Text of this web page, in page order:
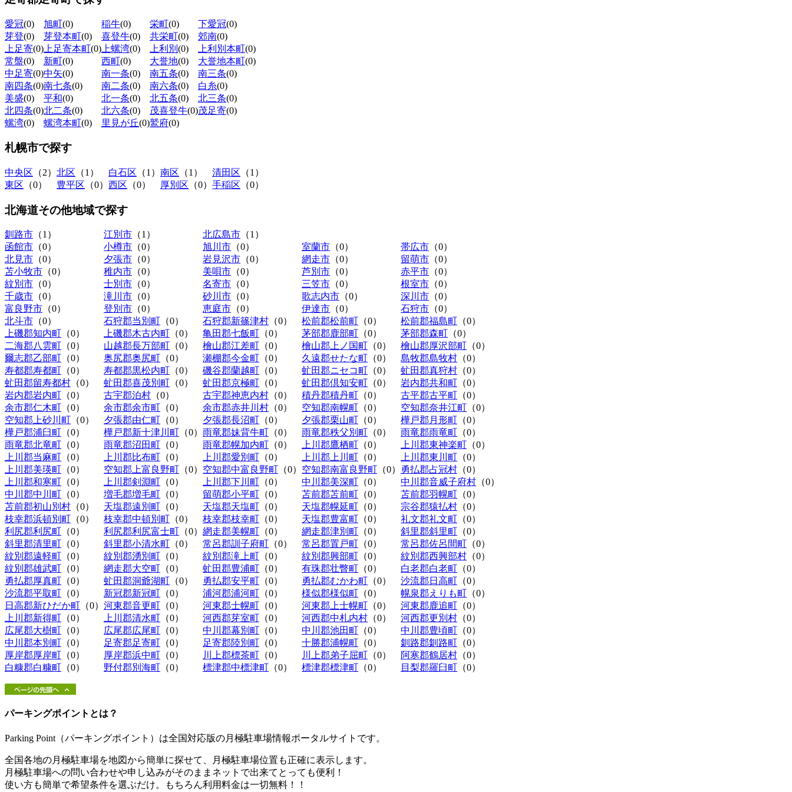
愛冠(0) 旭町(0) 稲牛(0) 栄町(0) 下愛冠(0)
芽登(0) 芽登本町(0) 喜登牛(0) 共栄町(0) 郊南(0)
上足寄(0) 上足寄本町(0) 上螺湾(0) 上利別 (0) 上利別本町(0)
常盤(0) 新町(0) 西町(0) 大誉地(0) 大誉地本町(0)
中足寄(0)中矢(0) 南一条(0) 南五条(0) 南三条(0)
南四条(0)南七条(0) 南二条(0) 南六条(0) 白糸(0)
美盛(0) 平和(0) 北一条(0) 北五条(0) 北三条(0)
北四条(0)北二条(0) 北六条(0) 茂喜登牛(0)茂足寄(0)
螺湾(0) 螺湾本町(0) 里見が丘(0)鷲府(0)
札幌市で探す
中央区 （2） 北区 （1） 白石区 （1） 南区 （1） 清田区 （1）
東区 （0） 豊平区 （0） 西区 （0） 厚別区 （0） 手稲区 （0）
北海道その他地域で探す
釧路市 （1） 江別市 （1） 北広島市 （1）
函館市 （0） 小樽市 （0） 旭川市 （0） 室蘭市 （0） 帯広市 （0）
北見市 （0） 夕張市 （0） 岩見沢市 （0） 網走市 （0） 留萌市 （0）
苫小牧市 （0） 稚内市 （0） 美唄市 （0） 芦別市 （0） 赤平市 （0）
紋別市 （0） 士別市 （0） 名寄市 （0） 三笠市 （0） 根室市 （0）
千歳市 （0） 滝川市 （0） 砂川市 （0） 歌志内市 （0） 深川市 （0）
富良野市 （0） 登別市 （0） 恵庭市 （0） 伊達市 （0） 石狩市 （0）
北斗市 （0） 石狩郡当別町 （0） 石狩郡新篠津村 （0） 松前郡松前町 （0） 松前郡福島町 （0）
上磯郡知内町 （0） 上磯郡木古内町 （0） 亀田郡七飯町 （0） 茅部郡鹿部町 （0） 茅部郡森町 （0）
二海郡八雲町 （0） 山越郡長万部町 （0） 檜山郡江差町 （0） 檜山郡上ノ国町 （0） 檜山郡厚沢部町 （0）
爾志郡乙部町 （0） 奥尻郡奥尻町 （0） 瀬棚郡今金町 （0） 久遠郡せたな町 （0） 島牧郡島牧村 （0）
寿都郡寿都町 （0） 寿都郡黒松内町 （0） 磯谷郡蘭越町 （0） 虻田郡ニセコ町 （0） 虻田郡真狩村 （0）
虻田郡留寿都村 （0） 虻田郡喜茂別町 （0） 虻田郡京極町 （0） 虻田郡倶知安町 （0） 岩内郡共和町 （0）
岩内郡岩内町 （0） 古宇郡泊村 （0） 古宇郡神恵内村 （0） 積丹郡積丹町 （0） 古平郡古平町 （0）
余市郡仁木町 （0） 余市郡余市町 （0） 余市郡赤井川村 （0） 空知郡南幌町 （0） 空知郡奈井江町 （0）
空知郡上砂川町 （0） 夕張郡由仁町 （0） 夕張郡長沼町 （0） 夕張郡栗山町 （0） 樺戸郡月形町 （0）
樺戸郡浦臼町 （0） 樺戸郡新十津川町 （0） 雨竜郡妹背牛町 （0） 雨竜郡秩父別町 （0） 雨竜郡雨竜町 （0）
雨竜郡北竜町 （0） 雨竜郡沼田町 （0） 雨竜郡幌加内町 （0） 上川郡鷹栖町 （0） 上川郡東神楽町 （0）
上川郡当麻町 （0） 上川郡比布町 （0） 上川郡愛別町 （0） 上川郡上川町 （0） 上川郡東川町 （0）
上川郡美瑛町 （0） 空知郡上富良野町 （0） 空知郡中富良野町 （0） 空知郡南富良野町 （0） 勇払郡占冠村 （0）
上川郡和寒町 （0） 上川郡剣淵町 （0） 上川郡下川町 （0） 中川郡美深町 （0） 中川郡音威子府村 （0）
中川郡中川町 （0） 増毛郡増毛町 （0） 留萌郡小平町 （0） 苫前郡苫前町 （0） 苫前郡羽幌町 （0）
苫前郡初山別村 （0） 天塩郡遠別町 （0） 天塩郡天塩町 （0） 天塩郡幌延町 （0） 宗谷郡猿払村 （0）
枝幸郡浜頓別町 （0） 枝幸郡中頓別町 （0） 枝幸郡枝幸町 （0） 天塩郡豊富町 （0） 礼文郡礼文町 （0）
利尻郡利尻町 （0） 利尻郡利尻富士町 （0） 網走郡美幌町 （0） 網走郡津別町 （0） 斜里郡斜里町 （0）
斜里郡清里町 （0） 斜里郡小清水町 （0） 常呂郡訓子府町 （0） 常呂郡置戸町 （0） 常呂郡佐呂間町 （0）
紋別郡遠軽町 （0） 紋別郡湧別町 （0） 紋別郡滝上町 （0） 紋別郡興部町 （0） 紋別郡西興部村 （0）
紋別郡雄武町 （0） 網走郡大空町 （0） 虻田郡豊浦町 （0） 有珠郡壮瞥町 （0） 白老郡白老町 （0）
勇払郡厚真町 （0） 虻田郡洞爺湖町 （0） 勇払郡安平町 （0） 勇払郡むかわ町 （0） 沙流郡日高町 （0）
沙流郡平取町 （0） 新冠郡新冠町 （0） 浦河郡浦河町 （0） 様似郡様似町 （0） 幌泉郡えりも町 （0）
日高郡新ひだか町 （0） 河東郡音更町 （0） 河東郡士幌町 （0） 河東郡上士幌町 （0） 河東郡鹿追町 （0）
上川郡新得町 （0） 上川郡清水町 （0） 河西郡芽室町 （0） 河西郡中札内村 （0） 河西郡更別村 （0）
広尾郡大樹町 （0） 広尾郡広尾町 （0） 中川郡幕別町 （0） 中川郡池田町 （0） 中川郡豊頃町 （0）
中川郡本別町 （0） 足寄郡足寄町 （0） 足寄郡陸別町 （0） 十勝郡浦幌町 （0） 釧路郡釧路町 （0）
厚岸郡厚岸町 （0） 厚岸郡浜中町 （0） 川上郡標茶町 （0） 川上郡弟子屈町 （0） 阿寒郡鶴居村 （0）
白糠郡白糠町 （0） 野付郡別海町 （0） 標津郡中標津町 （0） 標津郡標津町 （0） 目梨郡羅臼町 （0）
パーキングポイントとは？
Parking Point（パーキングポイント）は全国対応版の月極駐車場情報ポータルサイトです。
全国各地の月極駐車場を地図から簡単に探せて、月極駐車場位置も正確に表示します。
月極駐車場への問い合わせや申し込みがそのままネットで出来てとっても便利！
使い方も簡単で希望条件を選ぶだけ。もちろん利用料金は一切無料！！